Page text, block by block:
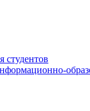
студентов